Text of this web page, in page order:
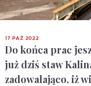
17 PAŹ 2022
Do końca prac
już dziś staw
zadowalająco, iż